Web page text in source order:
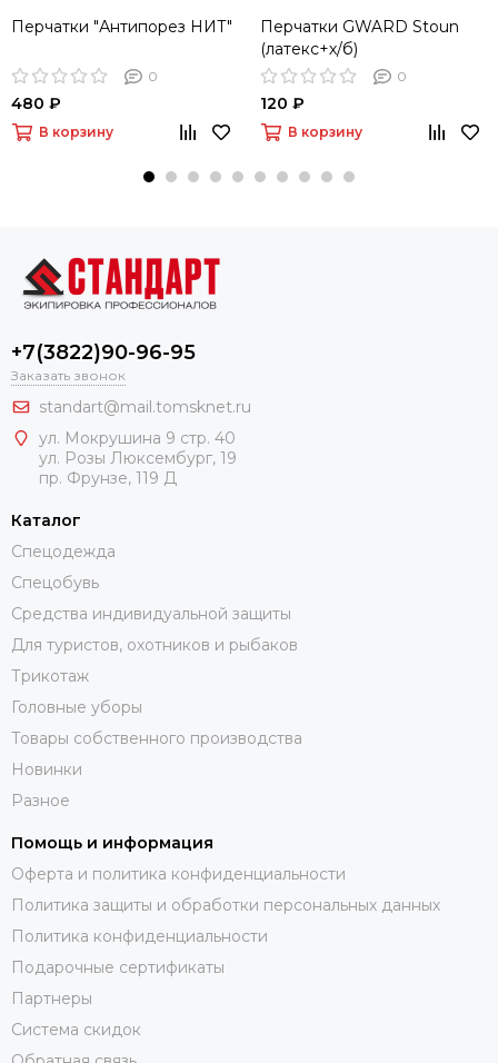
Перчатки "Антипорез НИТ"
0
480 ₽
В корзину
Перчатки GWARD Stoun
(латекс+х/б)
0
120 ₽
В корзину
+7(3822)90-96-95
Заказать звонок
standart@mail.tomsknet.ru
ул. Мокрушина 9 стр. 40
ул. Розы Люксембург, 19
пр. Фрунзе, 119 Д
Каталог
Спецодежда
Спецобувь
Средства индивидуальной защиты
Для туристов, охотников и рыбаков
Трикотаж
Головные уборы
Товары собственного производства
Новинки
Разное
Помощь и информация
Оферта и политика конфиденциальности
Политика защиты и обработки персональных данных
Политика конфиденциальности
Подарочные сертификаты
Партнеры
Система скидок